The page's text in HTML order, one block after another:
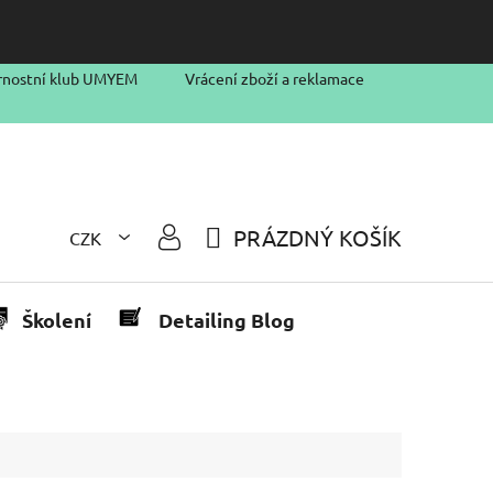
klub UMYEM Vrácení zboží a reklamace
CZK
KOŠÍK
PRÁZDNÝ KOŠÍK
Školení Detailing Blog